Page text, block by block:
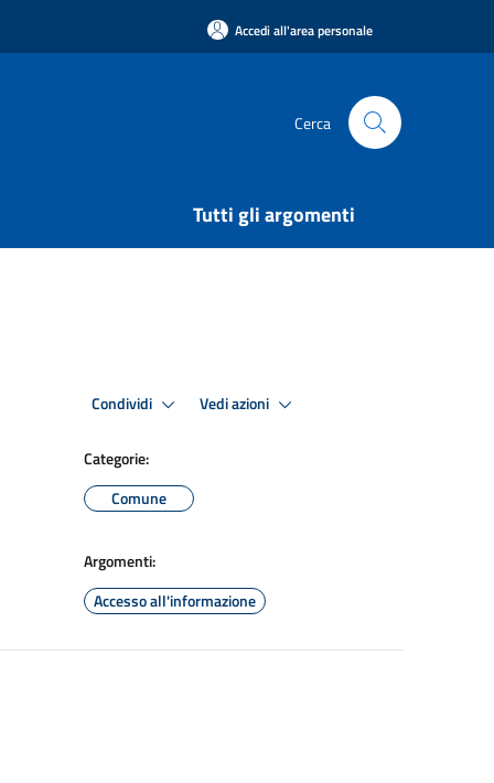
Accedi all'area personale
Cerca
Tutti gli argomenti
Condividi Vedi azioni
Categorie:
Comune
Argomenti:
Accesso all'informazione